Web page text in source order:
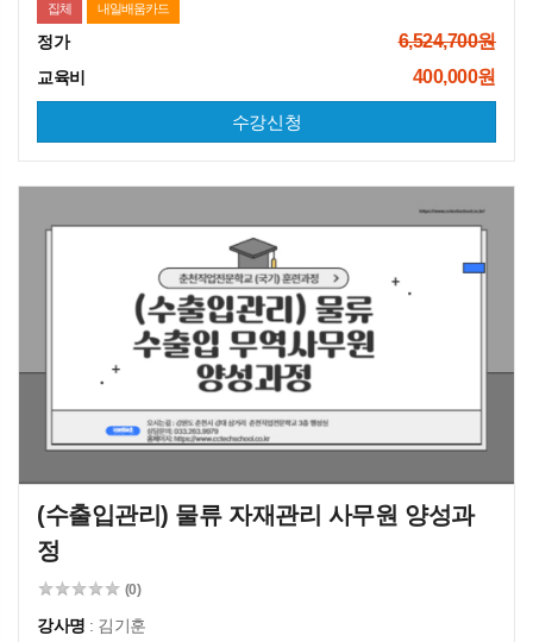
집체 내일배움카드
정가 6,524,700원
교육비 400,000원
수강신청
(수출입관리) 물류 자재관리 사무원 양성과
정
(0)
강사명 : 김기훈